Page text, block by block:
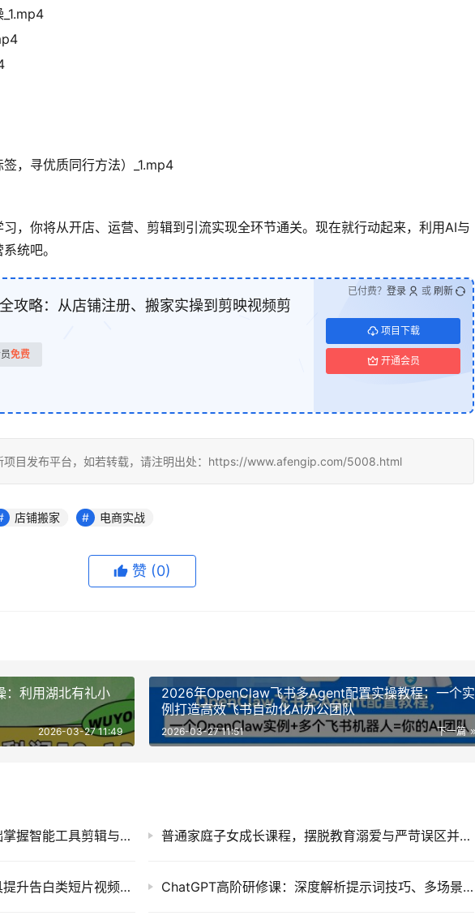
，寻优质同行方法）_1.mp4
习，你将从开店、运营、剪辑到引流实现全环节通关。现在就行动起来，利用AI与
统吧。
攻略：从店铺注册、搬家实操到剪映视频剪
免费
项目下载
开通会员
已付费？ 登录 或 刷新
项目发布平台，如若转载，请注明出处：https://www.afengip.com/5008.html
店铺搬家 电商实战
赞 (0)
：利用湖北有礼小
2026-03-27 11:49
2026年OpenClaw飞书多Agent配置实操教程：一个实
例打造高效飞书自动化AI办公团队
下一篇
2026-03-27 11:51
AI短视频创作实战课程，零基础掌握智能工具剪辑与短剧口播视频制作技巧 普通家庭子女成长课程，摆脱教育溺爱与严苛误区并引导孩子社会化健康成长
暖心短剧创作指南，利用AI工具提升告白类短片视频镜头把控与实操课程 ChatGPT高阶研修课：深度解析提示词技巧、多场景赋能与AI漫剧创作实战指南